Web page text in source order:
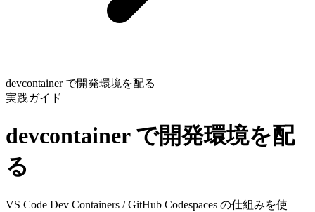
devcontainer で開発環境を配る
実践ガイド
devcontainer で開発環境を配
る
VS Code Dev Containers / GitHub Codespaces の仕組みを使